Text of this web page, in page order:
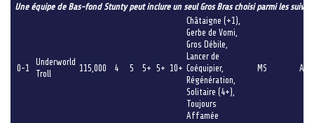
Une équipe de Bas-fond Stunty peut inclure un seul Gros Bras choisi parmi les
0-1
Underworld
Troll
115,000 4 5 5+ 5+ 10+
Châtaigne (+1),
Gerbe de Vomi,
Gros Débile,
Lancer de
Coéquipier,
Régénération,
Solitaire (4+),
Toujours
Affamée
MS AGP